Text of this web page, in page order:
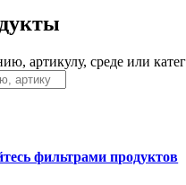
артикулу, среде или
фильтрами продуктов